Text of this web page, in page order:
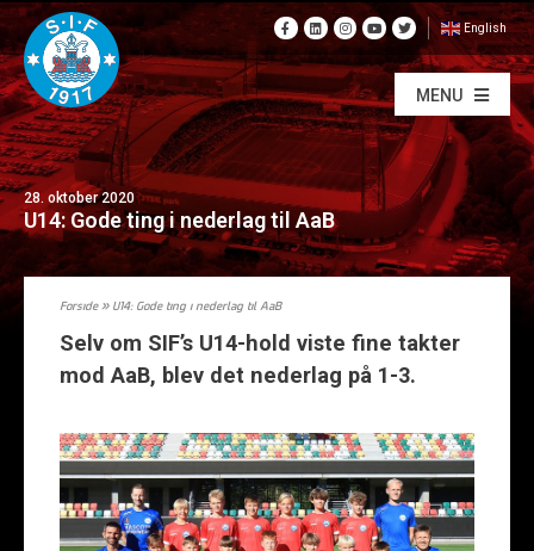
English
MENU
28. oktober 2020
U14: Gode ting i nederlag til AaB
Forside» U14: Gode ting i nederlag til AaB
Selv om SIF’s U14-hold viste fine takter
mod AaB, blev det nederlag på 1-3.